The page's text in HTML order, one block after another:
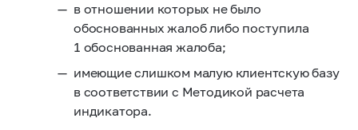
в отношении которых не было
обоснованных жалоб либо поступила
1 обоснованная жалоба;
имеющие слишком малую клиентскую базу
в соответствии с Методикой расчета
индикатора.